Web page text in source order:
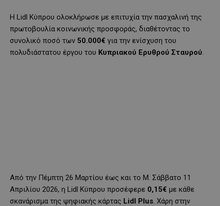
Η Lidl Κύπρου ολοκλήρωσε με επιτυχία την πασχαλινή της
πρωτοβουλία κοινωνικής προσφοράς, διαθέτοντας το
συνολικό ποσό των 50.000€ για την ενίσχυση του
πολυδιάστατου έργου του Κυπριακού Ερυθρού Σταυρού.
Από την Πέμπτη 26 Μαρτίου έως και το Μ. Σάββατο 11
Απριλίου 2026, η Lidl Κύπρου προσέφερε 0,15€ με κάθε
σκανάρισμα της ψηφιακής κάρτας Lidl Plus. Χάρη στην